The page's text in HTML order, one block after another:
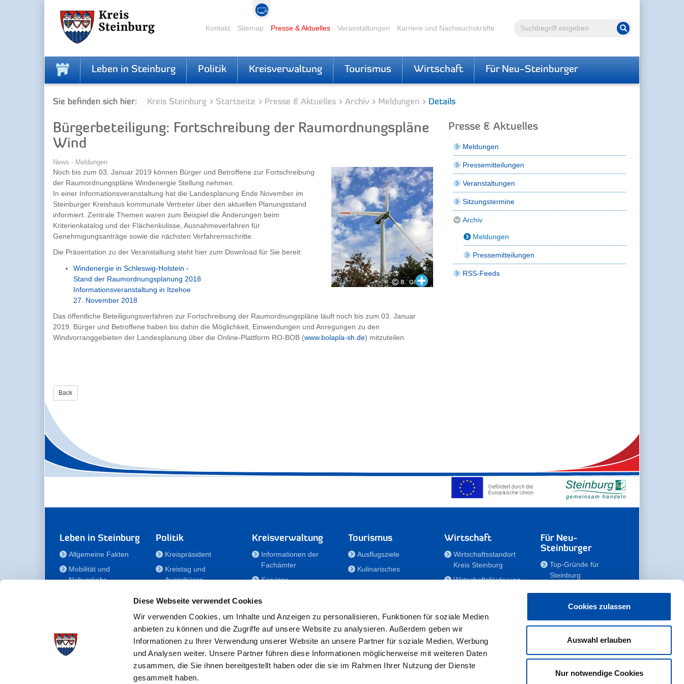
Diese Webseite verwendet Cookies
Wir verwenden Cookies, um Inhalte und Anzeigen zu personalisieren, Funktionen für soziale Medien
anbieten zu können und die Zugriffe auf unsere Website zu analysieren. Außerdem geben wir
Informationen zu Ihrer Verwendung unserer Website an unsere Partner für soziale Medien, Werbung
und Analysen weiter. Unsere Partner führen diese Informationen möglicherweise mit weiteren Daten
zusammen, die Sie ihnen bereitgestellt haben oder die sie im Rahmen Ihrer Nutzung der Dienste
gesammelt haben.
Cookies zulassen
Auswahl erlauben
Nur notwendige Cookies
Volltextsuche Suche starten
Kontakt Sitemap Presse & Aktuelles Veranstaltungen Karriere und Nachwuchskräfte
Leben in Steinburg Politik Kreisverwaltung Tourismus Wirtschaft Für Neu-Steinburger
Sie befinden sich hier: Kreis Steinburg Startseite Presse & Aktuelles Archiv Meldungen Details
Bürgerbeteiligung: Fortschreibung der Raumordnungspläne
Wind
News - Meldungen
Noch bis zum 03. Januar 2019 können Bürger und Betroffene zur Fortschreibung
der Raumordnungspläne Windenergie Stellung nehmen.
In einer Informationsveranstaltung hat die Landesplanung Ende November im
Steinburger Kreishaus kommunale Vertreter über den aktuellen Planungsstand
informiert. Zentrale Themen waren zum Beispiel die Änderungen beim
Kriterienkatalog und der Flächenkulisse, Ausnahmeverfahren für
Genehmigungsanträge sowie die nächsten Verfahrensschritte.
Die Präsentation zu der Veranstaltung steht hier zum Download für Sie bereit:
Windenergie in Schleswig-Holstein -
Stand der Raumordnungsplanung 2018
Informationsveranstaltung in Itzehoe
27. November 2018
Das öffentliche Beteiligungsverfahren zur Fortschreibung der Raumordnungspläne läuft noch bis zum 03. Januar
2019. Bürger und Betroffene haben bis dahin die Möglichkeit, Einwendungen und Anregungen zu den
Windvorranggebieten der Landesplanung über die Online-Plattform RO-BOB (www.bolapla-sh.de) mitzuteilen.
Back
Presse & Aktuelles
Meldungen
Pressemitteilungen
Veranstaltungen
Sitzungstermine
Archiv
Meldungen
Pressemitteilungen
RSS-Feeds
Leben in Steinburg
Allgemeine Fakten
Mobilität und
Nahverkehr
Gesundheit
Bildung
Politik
Kreispräsident
Kreistag und
Ausschüsse
für Menschen mit
Behinderung
Der
Kreisseniorenbeirat
Förderstiftung
Fördergesellschaft/Sportförderung
Kreisverwaltung
Informationen der
Fachämter
Services
Nachwuchskräfte
Notdienste
Formulare/Downloads
RSS-Feeds
Tourismus
Ausflugsziele
Kulinarisches
Veranstaltungen
Wirtschaft
Wirtschaftsstandort
Kreis Steinburg
Wirtschaftsförderung
Zahlen, Daten,
Fakten
Gewerbeflächen
Für Neu-
Steinburger
Top-Gründe für
Steinburg
Meine Immobilie
Erholen